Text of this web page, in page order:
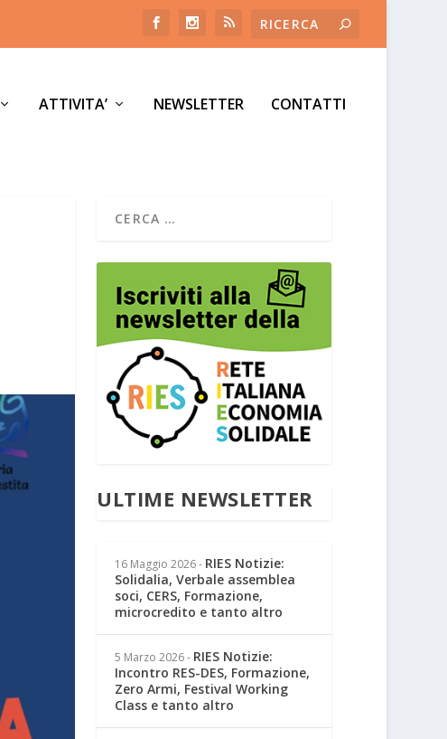
ATTIVITA’ NEWSLETTER CONTATTI
ULTIME NEWSLETTER
16 Maggio 2026- RIES Notizie:
Solidalia, Verbale assemblea
soci, CERS, Formazione,
microcredito e tanto altro
5 Marzo 2026- RIES Notizie:
Incontro RES-DES, Formazione,
Zero Armi, Festival Working
Class e tanto altro